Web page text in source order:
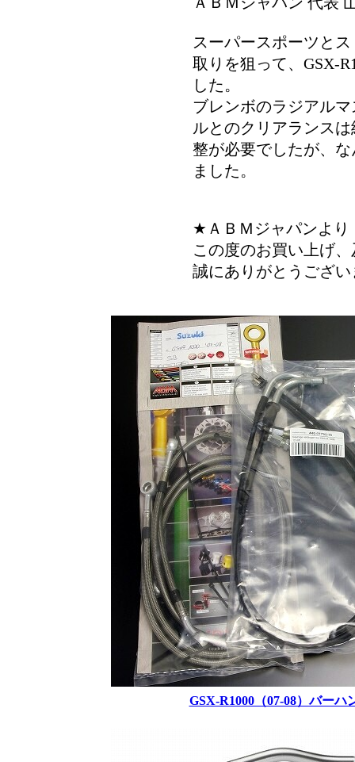
スーパースポーツと
取りを狙って、GSX-
した。
ブレンボのラジアル
ルとのクリアランス
整が必要でしたが、
ました。
★ＡＢＭジャパンより
この度のお買い上げ
誠にありがとうござい
GSX-R1000（07-08）バー